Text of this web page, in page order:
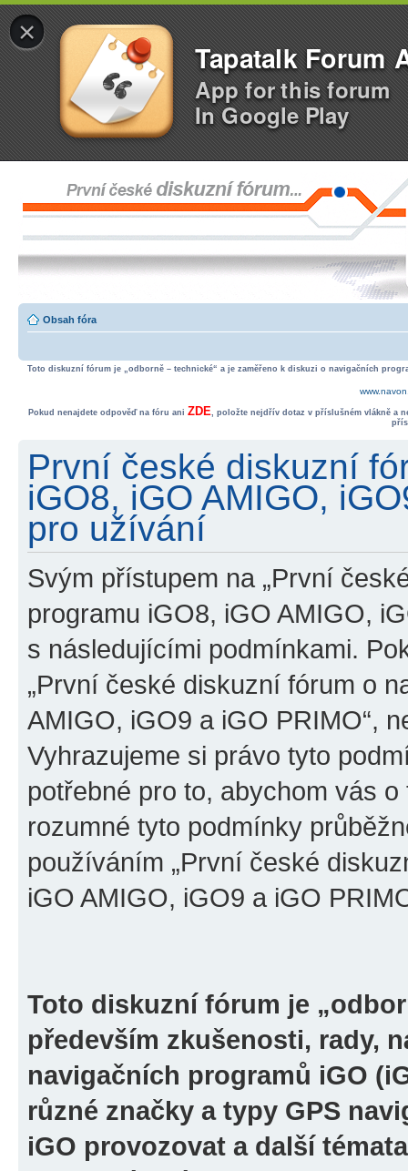
×
Tapatalk Forum
App for this forum
In Google Play
Obsah fóra
Toto diskuzní fórum je „odborně – technické“ a je zaměřeno k diskuzi o navigačních
Pokud nenajdete odpověď na fóru ani ZDE, položte nejdřív dotaz v příslušném vlákně a
První české diskuzní
iGO8, iGO AMIGO,
pro užívání
Svým přístupem na „První
programu iGO8, iGO AMIGO,
s následujícími podmínkami.
„První české diskuzní fórum o
AMIGO, iGO9 a iGO PRIMO“,
Vyhrazujeme si právo tyto
potřebné pro to, abychom vás
rozumné tyto podmínky
používáním „První české
iGO AMIGO, iGO9 a iGO
Toto diskuzní fórum je
především zkušenosti, rady,
navigačních programů iGO
různé značky a typy GPS
iGO provozovat a další